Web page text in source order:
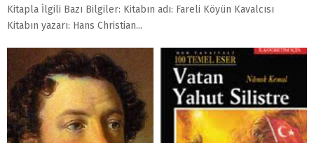
Kitapla İlgili Bazı Bilgiler: Kitabın adı: Fareli Köyün Kavalcısı
Kitabın yazarı: Hans Christian...